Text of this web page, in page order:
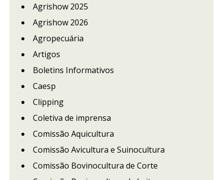
Agrishow 2025
Agrishow 2026
Agropecuária
Artigos
Boletins Informativos
Caesp
Clipping
Coletiva de imprensa
Comissão Aquicultura
Comissão Avicultura e Suinocultura
Comissão Bovinocultura de Corte